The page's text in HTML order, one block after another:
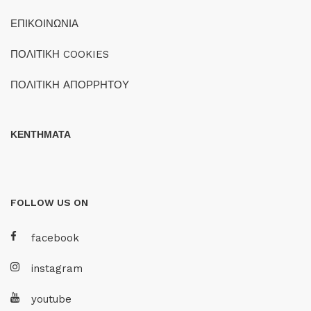
ΕΠΙΚΟΙΝΩΝΙΑ
ΠΟΛΙΤΙΚΗ COOKIES
ΠΟΛΙΤΙΚΗ ΑΠΟΡΡΗΤΟΥ
ΚΕΝΤΗΜΑΤΑ
FOLLOW US ON
facebook
instagram
youtube